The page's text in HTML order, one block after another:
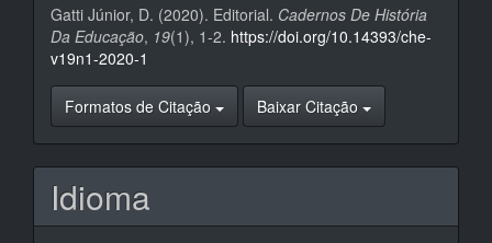
Gatti Júnior, D. (2020). Editorial. Cadernos De História
Da Educação, 19(1), 1-2. https://doi.org/10.14393/che-
v19n1-2020-1
Formatos de Citação Baixar Citação
Idioma